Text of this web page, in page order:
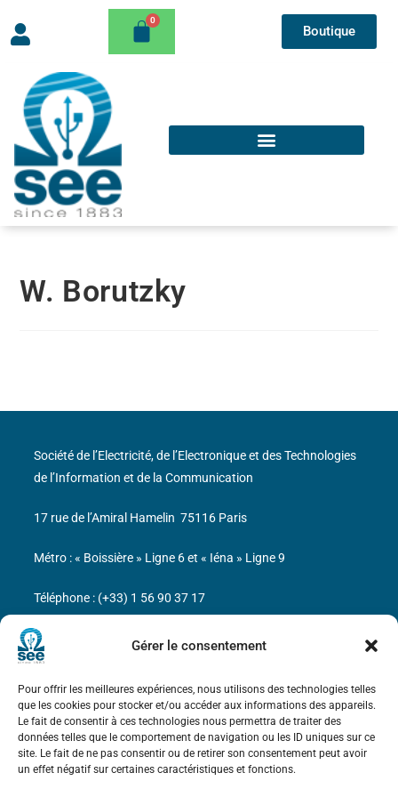
Gérer le consentement
Pour offrir les meilleures expériences, nous utilisons des technologies telles
que les cookies pour stocker et/ou accéder aux informations des appareils.
Le fait de consentir à ces technologies nous permettra de traiter des
données telles que le comportement de navigation ou les ID uniques sur ce
site. Le fait de ne pas consentir ou de retirer son consentement peut avoir
un effet négatif sur certaines caractéristiques et fonctions.
Boutique
W. Borutzky
Bicentenaire des découvertes d’André-
Marie Ampère
Mentions légales
Société de l’Electricité, de l’Electronique et des Technologies
de l’Information et de la Communication
17 rue de l’Amiral Hamelin 75116 Paris
Métro : « Boissière » Ligne 6 et « Iéna » Ligne 9
Téléphone : (+33) 1 56 90 37 17
N° de SIREN : 785 393 232, Code APE : 9412Z TVA intra-
communautaire : FR44 785 393 232